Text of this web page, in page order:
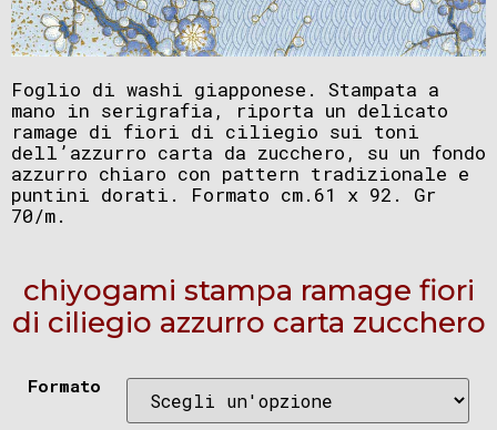
Foglio di washi giapponese. Stampata a
mano in serigrafia, riporta un delicato
ramage di fiori di ciliegio sui toni
dell’azzurro carta da zucchero, su un fondo
azzurro chiaro con pattern tradizionale e
puntini dorati. Formato cm.61 x 92. Gr
70/m.
chiyogami stampa ramage fiori
di ciliegio azzurro carta zucchero
Formato